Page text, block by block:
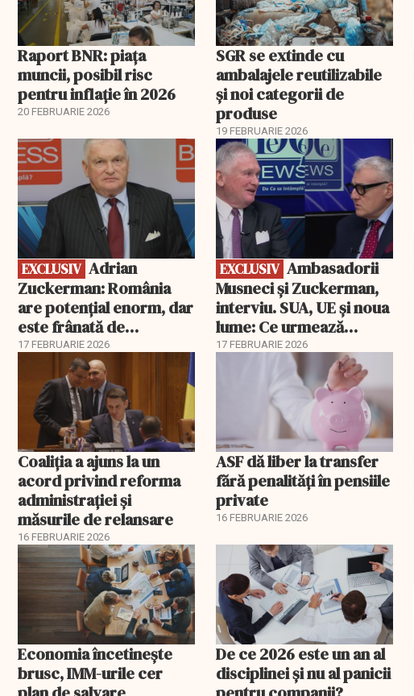
Raport BNR: piața
muncii, posibil risc
pentru inflație în 2026
20 FEBRUARIE 2026
SGR se extinde cu
ambalajele reutilizabile
și noi categorii de
produse
19 FEBRUARIE 2026
EXCLUSIV
EXCLUSIV
Zuckerman: România
are potențial enorm, dar
este frânată de
corupție, companii de
stat și influența
propagandei ruse
17 FEBRUARIE 2026
EXCLUSIV
EXCLUSIV Ambasadorii
Musneci și Zuckerman,
interviu. SUA, UE și noua
lume: Ce urmează
pentru România
17 FEBRUARIE 2026
Coaliția a ajuns la un
acord privind reforma
administrației și
măsurile de relansare
16 FEBRUARIE 2026
ASF dă liber la transfer
fără penalități în pensiile
private
16 FEBRUARIE 2026
Economia încetinește
brusc, IMM-urile cer
De ce 2026 este un an al
disciplinei și nu al panicii